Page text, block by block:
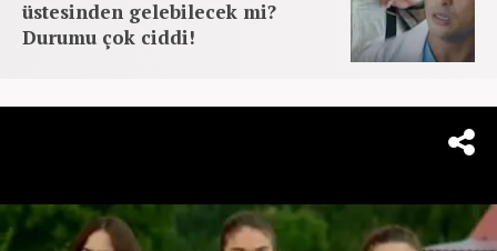
üstesinden gelebilecek mi?
Durumu çok ciddi!